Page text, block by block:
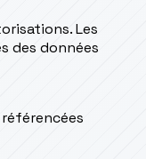
Les
des données